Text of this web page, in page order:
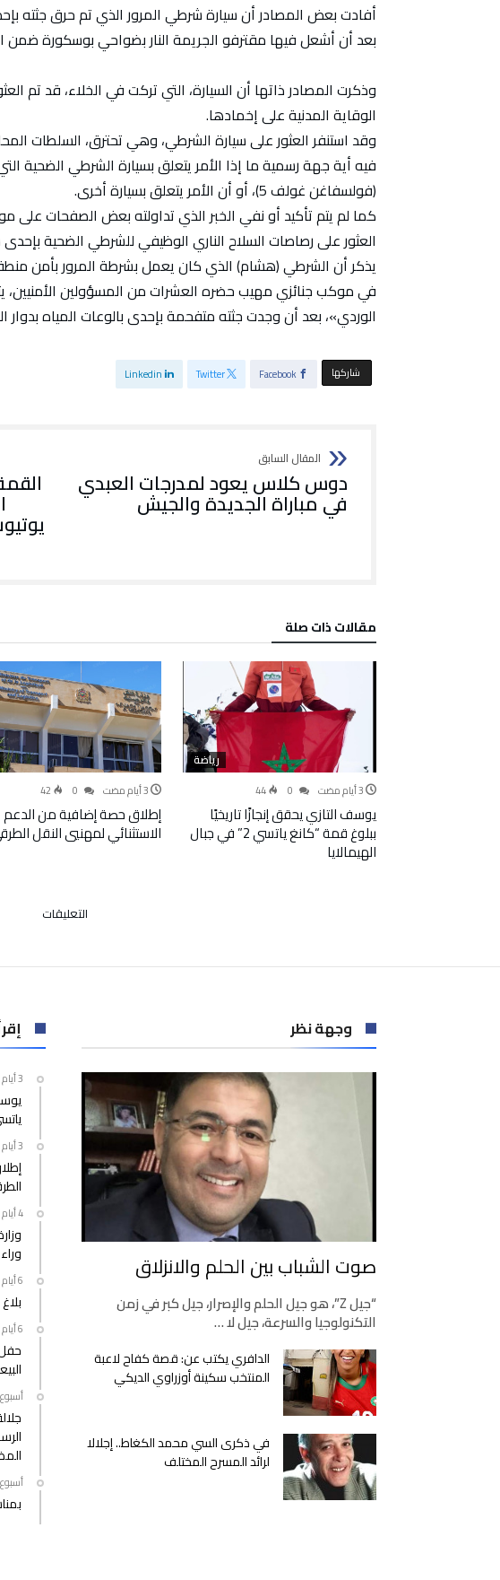
أفادت بعض المصادر أن سيارة شرطي المرور الذي تم حرق جثته
بعد أن أشعل فيها مقترفو الجريمة النار بضواحي بوسكورة ضمن
وذكرت المصادر ذاتها أن السيارة، التي تركت في الخلاء، قد تم
الوقاية المدنية على إخمادها.
وقد استنفر العثور على سيارة الشرطي، وهي تحترق، السلطات
فيه أية جهة رسمية ما إذا الأمر يتعلق بسيارة الشرطي الضحية
(فولسفاغن غولف 5)، أو أن الأمر يتعلق بسيارة أخرى.
كما لم يتم تأكيد أو نفي الخبر الذي تداولته بعض الصفحات على
العثور على رصاصات السلاح الناري الوظيفي للشرطي الضحية بإحدى
يذكر أن الشرطي (هشام) الذي كان يعمل بشرطة المرور بأمن
في موكب جنائزي مهيب حضره العشرات من المسؤولين الأمنيين،
الوردي»، بعد أن وجدت جثته متفحمة بإحدى بالوعات المياه بدوار
‫‫ شاركها‬ Facebook
Twitter
Linkedin
دوس كلاس يعود لمدرجات العبدي
في مباراة الجديدة والجيش
‫مقالات ذات صلة‬
رياضة
44
يوسف التازي يحقق إنجازًا تاريخيًا
ببلوغ قمة “كانغ ياتسي 2” في جبال
الهيمالايا
42
إطلاق حصة إضافية من الدعم
الاستثنائي لمهنيي النقل
التعليقات
العثور
الشرطي
الذي
جثة
متفحمة
بضواحي
السوالم
مغلقة
وجهة نظر
صوت الشباب بين الحلم والانزلاق
“جيل Z”، هو جيل الحلم والإصرار، جيل كبر في زمن
التكنولوجيا والسرعة، جيل لا …
الدافري يكتب عن: قصة كفاح لاعبة
المنتخب سكينة أوزراوي الديكي
في ذكرى السي محمد الكغاط.. إجلالا
لرائد المسرح المختلف
ياتسي 2” في
‫‫‫‏‫4 أيام مضت‬